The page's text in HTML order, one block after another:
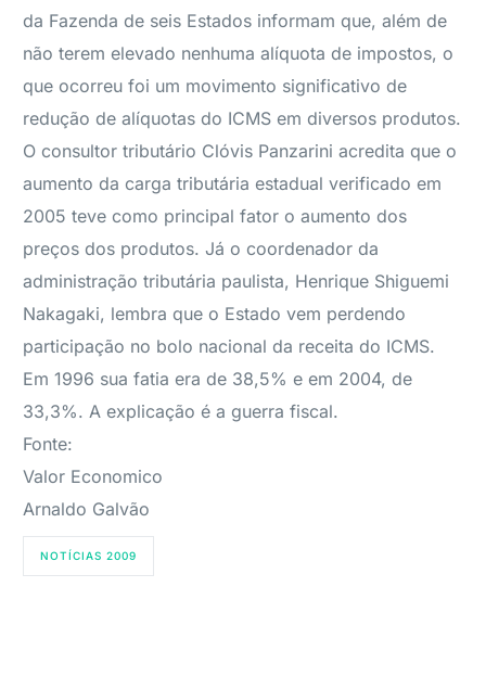
da Fazenda de seis Estados informam que, além de
não terem elevado nenhuma alíquota de impostos, o
que ocorreu foi um movimento significativo de
redução de alíquotas do ICMS em diversos produtos.
O consultor tributário Clóvis Panzarini acredita que o
aumento da carga tributária estadual verificado em
2005 teve como principal fator o aumento dos
preços dos produtos. Já o coordenador da
administração tributária paulista, Henrique Shiguemi
Nakagaki, lembra que o Estado vem perdendo
participação no bolo nacional da receita do ICMS.
Em 1996 sua fatia era de 38,5% e em 2004, de
33,3%. A explicação é a guerra fiscal.
Fonte:
Valor Economico
Arnaldo Galvão
NOTÍCIAS 2009